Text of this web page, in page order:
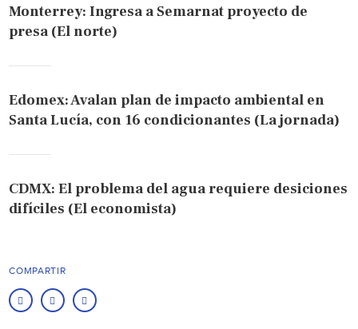
Monterrey: Ingresa a Semarnat proyecto de
presa (El norte)
Edomex: Avalan plan de impacto ambiental en
Santa Lucía, con 16 condicionantes (La jornada)
CDMX: El problema del agua requiere desiciones
difíciles (El economista)
COMPARTIR